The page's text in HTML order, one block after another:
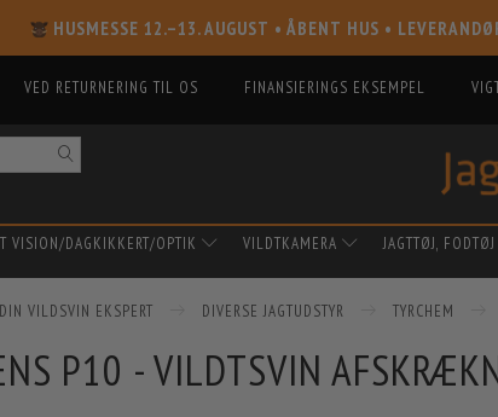
HUSMESSE 12.–13. AUGUST • ÅBENT HUS •
VED RETURNERING TIL OS FINANSIERINGS EKSEMPEL
VISION/DAGKIKKERT/OPTIK VILDTKAMERA JAGTTØJ,
VILDSVIN EKSPERT DIVERSE JAGTUDSTYR TYRCHEM
P10 - VILDTSVIN